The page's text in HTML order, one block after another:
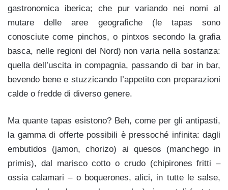
gastronomica iberica; che pur variando nei nomi al
mutare delle aree geografiche (le tapas sono
conosciute come pinchos, o pintxos secondo la grafia
basca, nelle regioni del Nord) non varia nella sostanza:
quella dell’uscita in compagnia, passando di bar in bar,
bevendo bene e stuzzicando l’appetito con preparazioni
calde o fredde di diverso genere.
Ma quante tapas esistono? Beh, come per gli antipasti,
la gamma di offerte possibili è pressoché infinita: dagli
embutidos (jamon, chorizo) ai quesos (manchego in
primis), dal marisco cotto o crudo (chipirones fritti –
ossia calamari – o boquerones, alici, in tutte le salse,